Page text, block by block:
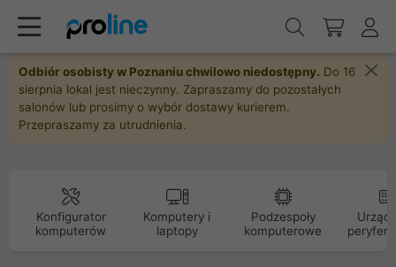
Odbiór osobisty w Poznaniu chwilowo niedostępny. Do 16
sierpnia lokal jest nieczynny. Zapraszamy do pozostałych
salonów lub prosimy o wybór dostawy kurierem.
Przepraszamy za utrudnienia.
Konfigurator
komputerów
Komputery i
laptopy
Podzespoły
komputerowe